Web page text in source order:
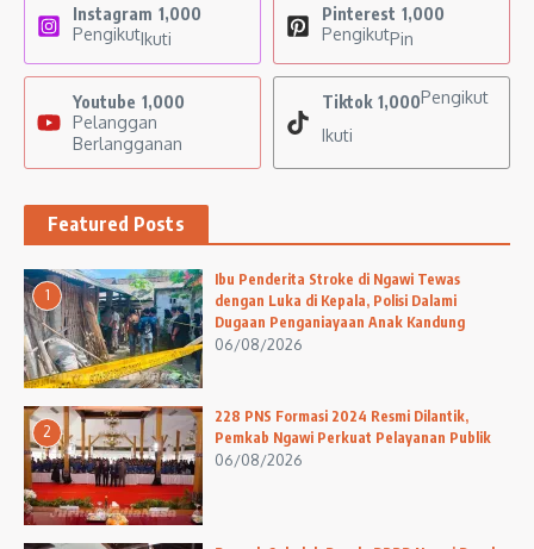
Instagram 1,000
PengikutIkuti
Pinterest 1,000
PengikutPin
Youtube 1,000
Pelanggan
Berlangganan
Tiktok 1,000Pengikut
Ikuti
Featured Posts
1
Ibu Penderita Stroke di Ngawi Tewas
dengan Luka di Kepala, Polisi Dalami
Dugaan Penganiayaan Anak Kandung
06/08/2026
2
228 PNS Formasi 2024 Resmi Dilantik,
Pemkab Ngawi Perkuat Pelayanan Publik
06/08/2026